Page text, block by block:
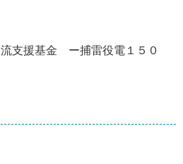
支援基金 ー捕雷役電１５０